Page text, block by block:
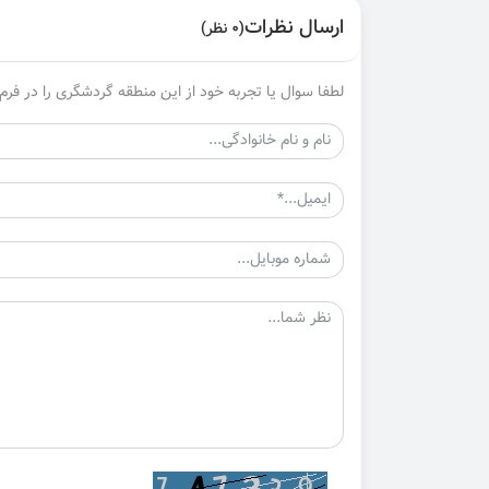
ارسال نظرات(0 نظر)
لطفا سوال یا تجربه خود از این منطقه گردشگری را در